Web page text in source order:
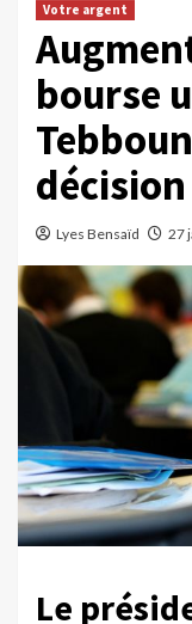
Votre argent
bourse
décision
Lyes Bensaïd 27
Le